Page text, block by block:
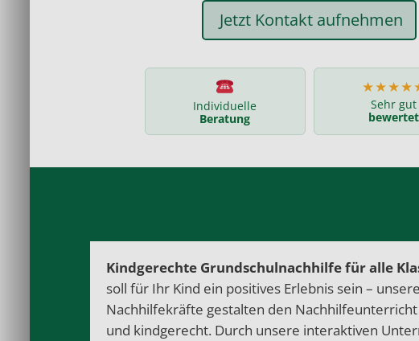
Jetzt Kontakt aufnehmen
Individuelle
Beratung
Sehr gut
bewertet
Kindgerechte Grundschulnachhilfe für alle
soll für Ihr Kind ein positives Erlebnis sein – unsere
Nachhilfekräfte gestalten den
und kindgerecht. Durch unsere interaktiven